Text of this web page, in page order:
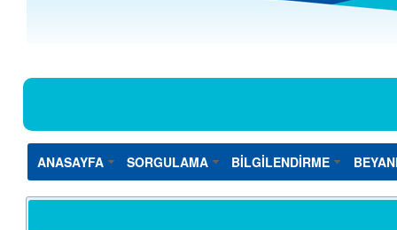
ANASAYFA SORGULAMA BİLGİLENDİRME